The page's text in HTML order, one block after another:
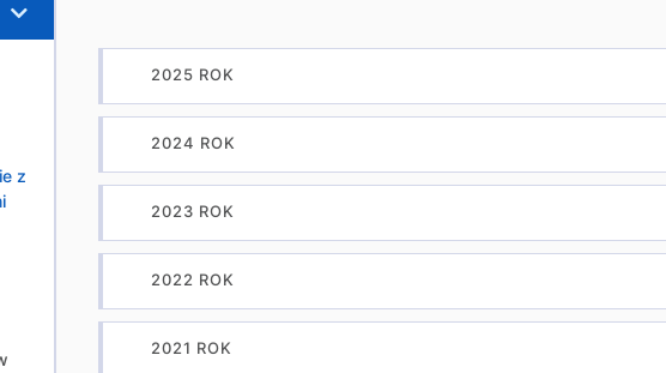
z
2025 ROK
2024 ROK
2023 ROK
2022 ROK
2021 ROK